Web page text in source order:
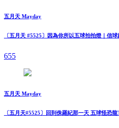
五月天 Mayday
〔五月天 #5525〕因為你所以五球拍拍燈｜信球
655
五月天 Mayday
〔五月天#5525〕回到侏羅紀那一天 五球怪恐龍